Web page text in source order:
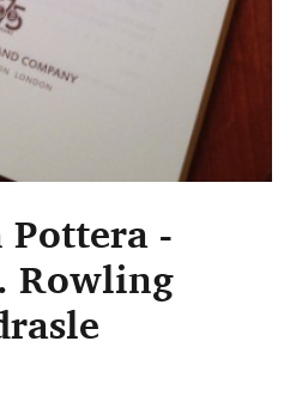
-
Rowling